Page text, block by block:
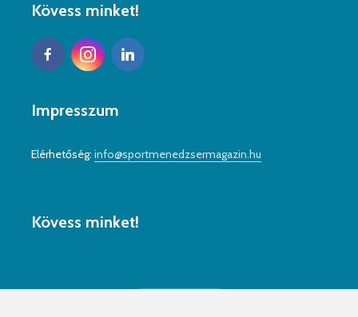
Kövess minket!
Impresszum
Elérhetőség: info@sportmenedzsermagazin.hu
Kövess minket!